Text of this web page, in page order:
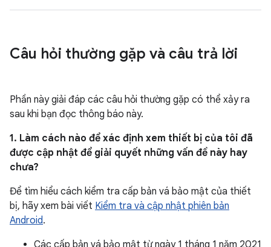
Câu hỏi thường gặp và câu trả lời
Phần này giải đáp các câu hỏi thường gặp có thể xảy ra
sau khi bạn đọc thông báo này.
1. Làm cách nào để xác định xem thiết bị của tôi đã
được cập nhật để giải quyết những vấn đề này hay
chưa?
Để tìm hiểu cách kiểm tra cấp bản vá bảo mật của thiết
bị, hãy xem bài viết Kiểm tra và cập nhật phiên bản
Android.
Các cấp bản vá bảo mật từ ngày 1 tháng 1 năm 2021